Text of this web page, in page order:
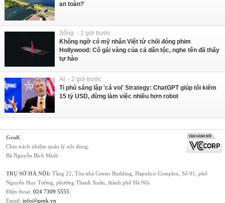
an toàn?
Sống - 1 giờ trước
Không ngờ có mỹ nhân Việt từ chối đóng phim
Hollywood: Cô gái vàng của cả dân tộc, nghe tên đã thấy
tự hào
AI - 2 giờ trước
Tỉ phú sáng lập 'cá voi' Strategy: ChatGPT giúp tôi kiếm
15 tỷ USD, đừng làm việc nhiều hơn robot
GenK
Chịu trách nhiệm quản lý nội dung:
Bà Nguyễn Bích Minh
TRỤ SỞ HÀ NỘI: Tầng 22, Tòa nhà Center Building, Hapulico Complex, Số 01, phố
Nguyễn Huy Tưởng, phường Thanh Xuân, thành phố Hà Nội
Điện thoại: 024 7309 5555
Email: info@genk.vn